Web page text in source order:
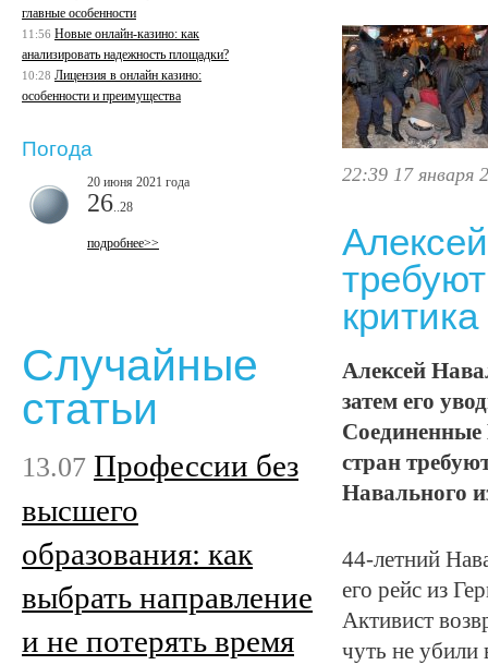
22:39 17 января
Алексей
затем его
Соединенные
стран
Навального
44-летний
его рейс из
Активист
чуть не убили
главные особенности
11:56 Новые онлайн-казино: как
анализировать надежность площадки?
10:28 Лицензия в онлайн казино:
особенности и преимущества
Погода
20 июня 2021 года
26 ..28
подробнее>>
Случайные
статьи
13.07 Профессии без
высшего
образования: как
выбрать направление
и не потерять время